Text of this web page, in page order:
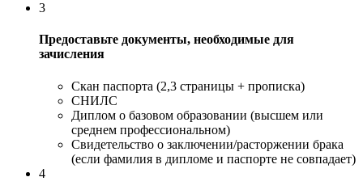
3
Предоставьте документы, необходимые для
зачисления
Скан паспорта (2,3 страницы + прописка)
СНИЛС
Диплом о базовом образовании (высшем или
среднем профессиональном)
Свидетельство о заключении/расторжении брака
(если фамилия в дипломе и паспорте не совпадает)
4